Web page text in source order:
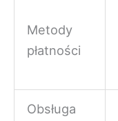
Metody
płatności
Obsługa